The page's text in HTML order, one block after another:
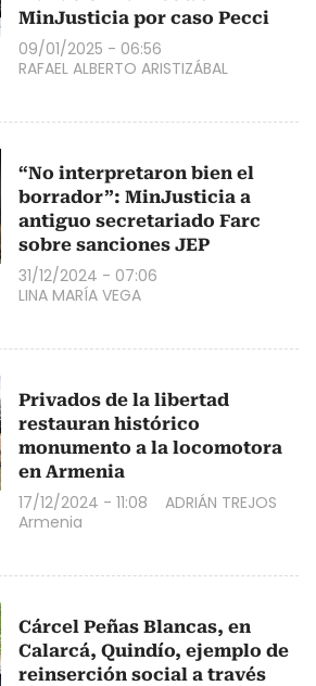
MinJusticia por caso Pecci
09/01/2025 - 06:56
RAFAEL ALBERTO ARISTIZÁBAL
“No interpretaron bien el
borrador”: MinJusticia a
antiguo secretariado Farc
sobre sanciones JEP
31/12/2024 - 07:06
LINA MARÍA VEGA
Privados de la libertad
restauran histórico
monumento a la locomotora
en Armenia
17/12/2024 - 11:08
ADRIÁN TREJOS
Armenia
Cárcel Peñas Blancas, en
Calarcá, Quindío, ejemplo de
reinserción social a través